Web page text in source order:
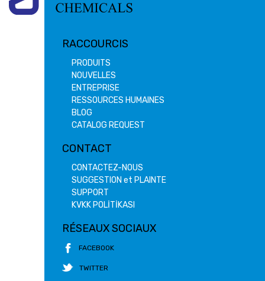
RACCOURCIS
PRODUITS
NOUVELLES
ENTREPRISE
RESSOURCES HUMAINES
BLOG
CATALOG REQUEST
CONTACT
CONTACTEZ-NOUS
SUGGESTION et PLAINTE
SUPPORT
KVKK POLİTİKASI
RÉSEAUX SOCIAUX
FACEBOOK
TWITTER